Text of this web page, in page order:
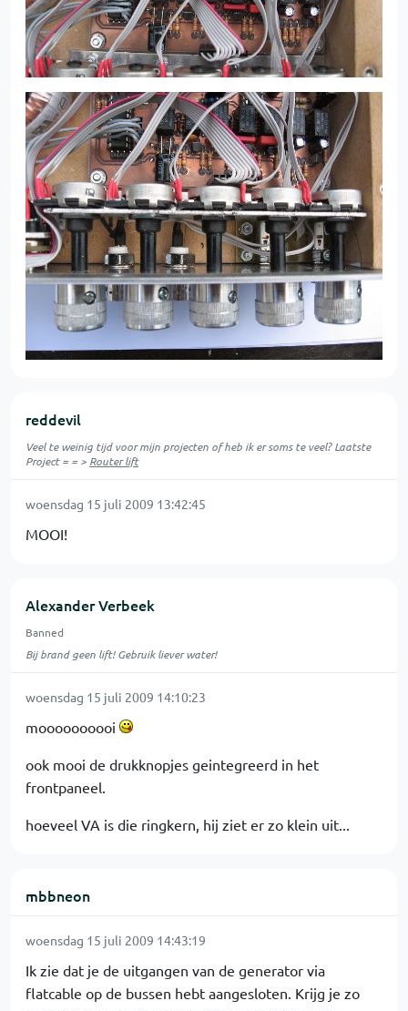
reddevil
Veel te weinig tijd voor mijn projecten of heb ik er soms te veel? Laatste
Project = = > Router lift
woensdag 15 juli 2009 13:42:45
MOOI!
Alexander Verbeek
Banned
Bij brand geen lift! Gebruik liever water!
woensdag 15 juli 2009 14:10:23
moooooooooi
ook mooi de drukknopjes geintegreerd in het
frontpaneel.
hoeveel VA is die ringkern, hij ziet er zo klein uit...
mbbneon
woensdag 15 juli 2009 14:43:19
Ik zie dat je de uitgangen van de generator via
flatcable op de bussen hebt aangesloten. Krijg je zo